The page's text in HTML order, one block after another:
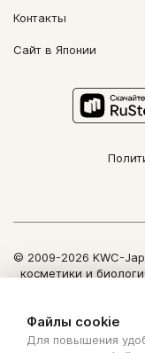
Контакты
Сайт в Японии
© 2009-2026 KWC-
косметики и
Использование
Copyright Nozomi
Файлы cookie
Для повышения